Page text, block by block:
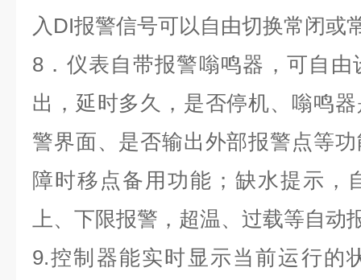
入DI报警信号可以自由切换常闭或
8．仪表自带报警嗡鸣器，可自
出，延时多久，是否停机、嗡鸣
警界面、是否输出外部报警点等
障时移点备用功能；缺水提示，
上、下限报警，超温、过载等自动
9.控制器能实时显示当前运行的